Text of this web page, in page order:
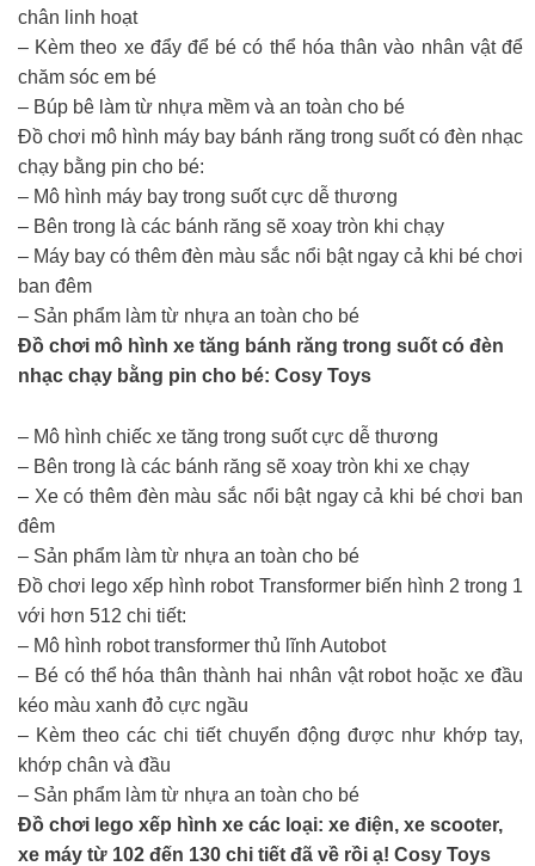
chân linh hoạt
– Kèm theo xe đẩy để bé có thể hóa thân vào nhân vật để
chăm sóc em bé
– Búp bê làm từ nhựa mềm và an toàn cho bé
Đồ chơi mô hình máy bay bánh răng trong suốt có đèn nhạc
chạy bằng pin cho bé:
– Mô hình máy bay trong suốt cực dễ thương
– Bên trong là các bánh răng sẽ xoay tròn khi chạy
– Máy bay có thêm đèn màu sắc nổi bật ngay cả khi bé chơi
ban đêm
– Sản phẩm làm từ nhựa an toàn cho bé
Đồ chơi mô hình xe tăng bánh răng trong suốt có đèn
nhạc chạy bằng pin cho bé: Cosy Toys
– Mô hình chiếc xe tăng trong suốt cực dễ thương
– Bên trong là các bánh răng sẽ xoay tròn khi xe chạy
– Xe có thêm đèn màu sắc nổi bật ngay cả khi bé chơi ban
đêm
– Sản phẩm làm từ nhựa an toàn cho bé
Đồ chơi lego xếp hình robot Transformer biến hình 2 trong 1
với hơn 512 chi tiết:
– Mô hình robot transformer thủ lĩnh Autobot
– Bé có thể hóa thân thành hai nhân vật robot hoặc xe đầu
kéo màu xanh đỏ cực ngầu
– Kèm theo các chi tiết chuyển động được như khớp tay,
khớp chân và đầu
– Sản phẩm làm từ nhựa an toàn cho bé
Đồ chơi lego xếp hình xe các loại: xe điện, xe scooter,
xe máy từ 102 đến 130 chi tiết đã về rồi ạ! Cosy Toys